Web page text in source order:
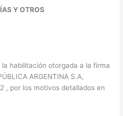
Y OTROS
la habilitación otorgada a la firma
ARGENTINA S.A,
, por los motivos detallados en